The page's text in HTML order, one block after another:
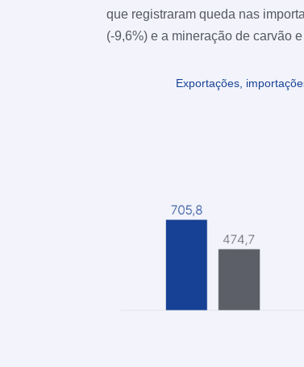
que registraram queda nas
(-9,6%) e a mineração de carvão
Exportações,